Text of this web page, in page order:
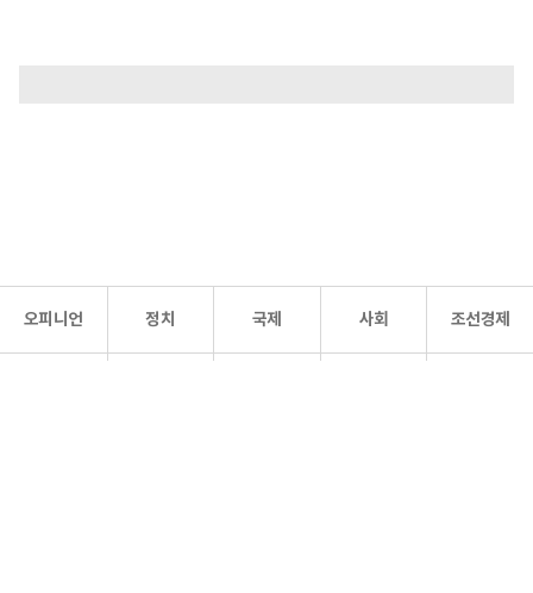
오피니언 정치 국제 사회 조선경제